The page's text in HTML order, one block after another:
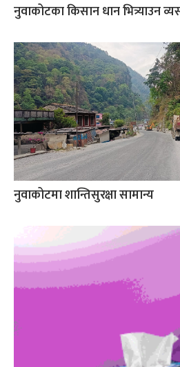
नुवाकोटका किसान धान भित्र्याउन
नुवाकोटमा शान्तिसुरक्षा सामान्य